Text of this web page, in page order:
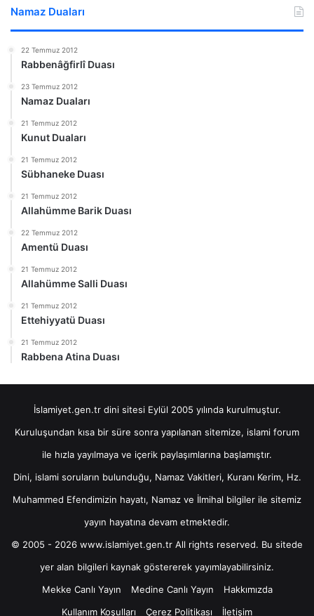
Namaz Duaları
22 Temmuz 2012
Rabbenâğfirlî Duası
23 Temmuz 2012
Namaz Duaları
21 Temmuz 2012
Kunut Duaları
21 Temmuz 2012
Sübhaneke Duası
21 Temmuz 2012
Allahümme Barik Duası
22 Temmuz 2012
Amentü Duası
21 Temmuz 2012
Allahümme Salli Duası
21 Temmuz 2012
Ettehiyyatü Duası
21 Temmuz 2012
Rabbena Atina Duası
İslamiyet.gen.tr dini sitesi Eylül 2005 yılında kurulmuştur.
Kuruluşundan kısa bir süre sonra yapılanan sitemize, islami forum
ile hızla yayılmaya ve içerik paylaşımlarına başlamıştır.
Dini, islami soruların bulunduğu, Namaz Vakitleri, Kuranı Kerim, Hz.
Muhammed Efendimizin hayatı, Namaz ve İlmihal bilgiler ile sitemiz
yayın hayatına devam etmektedir.
© 2005 - 2026 www.islamiyet.gen.tr All rights reserved. Bu sitede
yer alan bilgileri kaynak göstererek yayımlayabilirsiniz.
Mekke Canlı Yayın
Medine Canlı Yayın
Hakkımızda
Kullanım Koşulları
Çerez Politikası İletişim